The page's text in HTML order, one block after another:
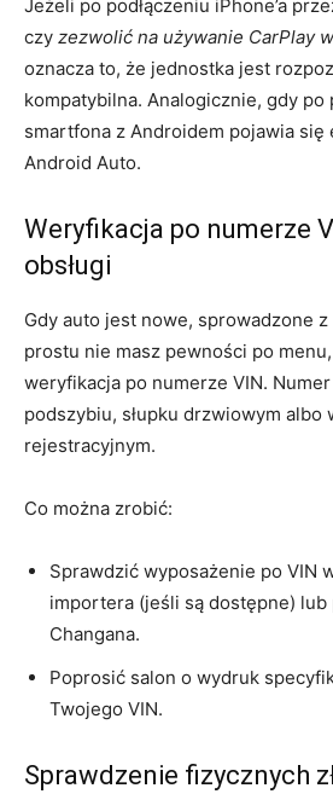
Jeżeli po podłączeniu iPhone’a
czy zezwolić na używanie CarPlay
oznacza to, że jednostka jest
kompatybilna. Analogicznie, gdy po
smartfona z Androidem pojawia
Android Auto.
Weryfikacja po numerze
obsługi
Gdy auto jest nowe, sprowadzone
prostu nie masz pewności po
weryfikacja po numerze VIN.
podszybiu, słupku drzwiowym albo
rejestracyjnym.
Co można zrobić:
Sprawdzić wyposażenie po VIN
importera (jeśli są dostępne)
Changana.
Poprosić salon o wydruk
Twojego VIN.
Sprawdzenie fizycznych